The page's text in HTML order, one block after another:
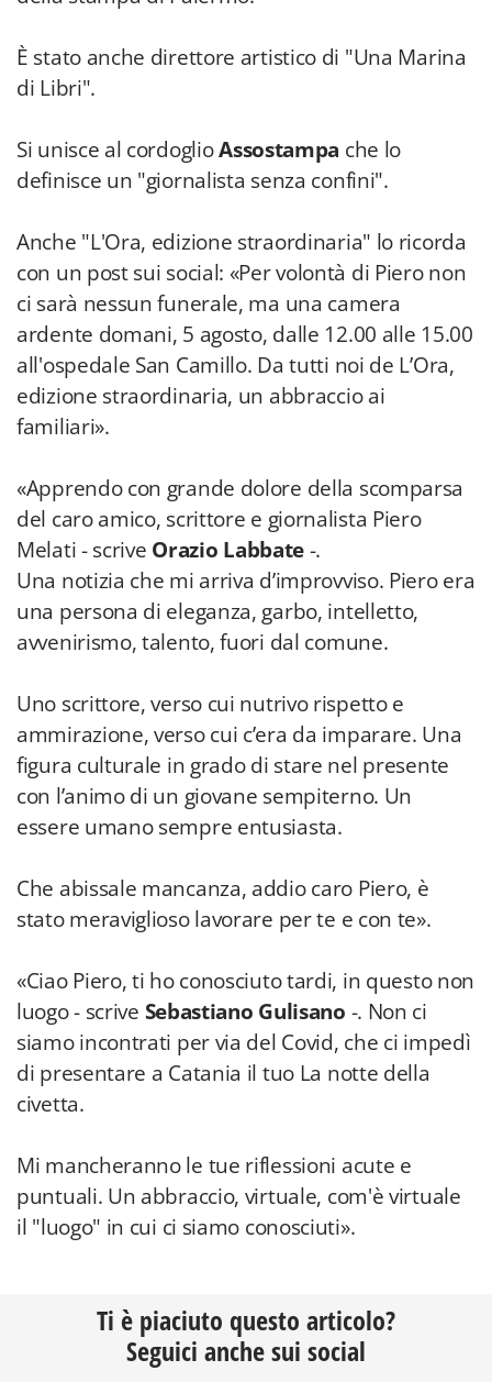
È stato anche direttore artistico di "Una Marina
di Libri".
Si unisce al cordoglioAssostampa che lo
definisce un "giornalista senza confini".
Anche "L'Ora, edizione straordinaria" lo ricorda
con un post sui social: «Per volontà di Piero non
ci sarà nessun funerale, ma una camera
ardente domani, 5 agosto, dalle 12.00 alle 15.00
all'ospedale San Camillo. Da tutti noi de L’Ora,
edizione straordinaria, un abbraccio ai
familiari».
«Apprendo con grande dolore della scomparsa
del caro amico, scrittore e giornalista Piero
Melati - scrive Orazio Labbate-.
Una notizia che mi arriva d’improvviso. Piero era
una persona di eleganza, garbo, intelletto,
avvenirismo, talento, fuori dal comune.
Uno scrittore, verso cui nutrivo rispetto e
ammirazione, verso cui c’era da imparare. Una
figura culturale in grado di stare nel presente
con l’animo di un giovane sempiterno. Un
essere umano sempre entusiasta.
Che abissale mancanza, addio caro Piero, è
stato meraviglioso lavorare per te e con te».
«Ciao Piero, ti ho conosciuto tardi, in questo non
luogo - scrive Sebastiano Gulisano -. Non ci
siamo incontrati per via del Covid, che ci impedì
di presentare a Catania il tuo La notte della
civetta.
Mi mancheranno le tue riflessioni acute e
puntuali. Un abbraccio, virtuale, com'è virtuale
il "luogo" in cui ci siamo conosciuti».
Ti è piaciuto questo articolo?
Seguici anche sui social